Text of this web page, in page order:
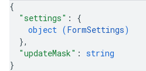
{
"settings" : {
object (FormSettings)
},
"updateMask" : string
}